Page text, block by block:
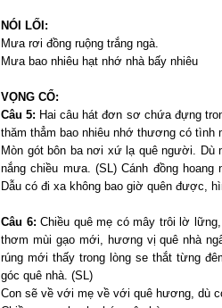
NÓI LỐI:
Mưa rơi đồng ruộng trắng ngà.
Mưa bao nhiêu hạt nhớ nhà bấy nhiêu
VỌNG CỔ:
Câu 5: Hai câu hát đơn sơ chứa đựng
thăm thẳm bao nhiêu nhớ thương có tình
Mòn gót bôn ba nơi xứ lạ quê người. Dù
nắng chiều mưa. (SL) Cánh đồng
Dẫu có đi xa không bao giờ quên được,
Câu 6: Chiều quê mẹ có mây trôi lờ
thơm mùi gạo mới, hương vị quê nhà
rúng mới thấy trong lòng se thắt từng
góc quê nhà. (SL)
Con sẽ về với mẹ về với quê hương, dù